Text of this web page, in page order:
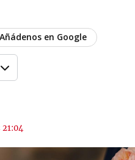
21:04
Añádenos en Google